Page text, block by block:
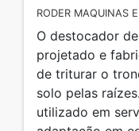
RODER MAQUINAS
O destocador
projetado e
de triturar o
solo pelas
utilizado em